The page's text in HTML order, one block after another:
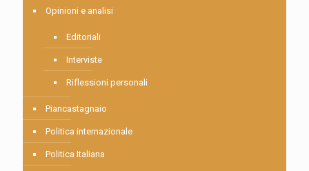
Opinioni e analisi
Editoriali
Interviste
Riflessioni personali
Piancastagnaio
Politica internazionale
Politica Italiana